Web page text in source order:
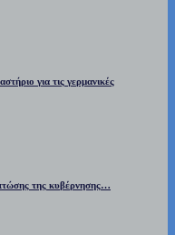
για τις γερμανικές
της κυβέρνησης…